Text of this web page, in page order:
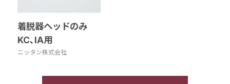
着脱器ヘッドのみ
KC､IA用
ニッタン株式会社